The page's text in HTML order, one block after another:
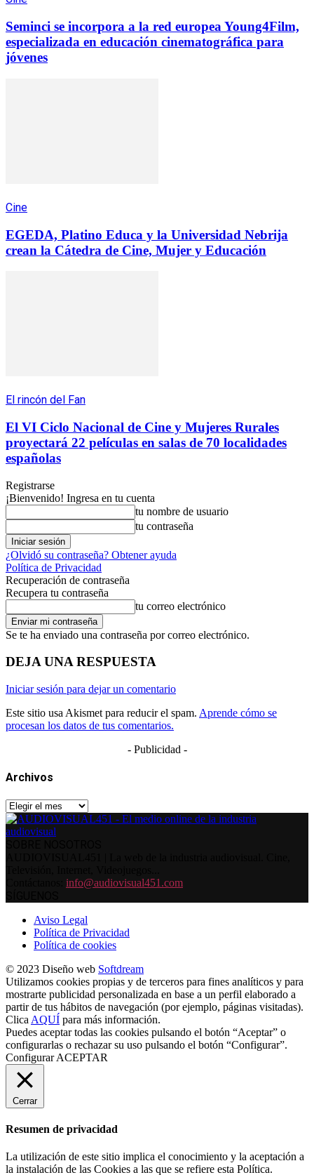
Seminci se incorpora a la red europea Young4Film,
especializada en educación cinematográfica para
jóvenes
Cine
EGEDA, Platino Educa y la Universidad Nebrija
crean la Cátedra de Cine, Mujer y Educación
El rincón del Fan
El VI Ciclo Nacional de Cine y Mujeres Rurales
proyectará 22 películas en salas de 70 localidades
españolas
Registrarse
¡Bienvenido! Ingresa en tu cuenta
tu nombre de usuario
tu contraseña
¿Olvidó su contraseña? Obtener ayuda
Política de Privacidad
Recuperación de contraseña
Recupera tu contraseña
tu correo electrónico
Se te ha enviado una contraseña por correo electrónico.
DEJA UNA RESPUESTA
Iniciar sesión para dejar un comentario
Este sitio usa Akismet para reducir el spam. Aprende cómo se
procesan los datos de tus comentarios.
- Publicidad -
Archivos
Archivos
info@audiovisual451.com
Aviso Legal
Política de Privacidad
Política de cookies
© 2023 Diseño web Softdream
Utilizamos cookies propias y de terceros para fines analíticos y para
mostrarte publicidad personalizada en base a un perfil elaborado a
partir de tus hábitos de navegación (por ejemplo, páginas visitadas).
Clica AQUÍ para más información.
Puedes aceptar todas las cookies pulsando el botón “Aceptar” o
configurarlas o rechazar su uso pulsando el botón “Configurar”.
Configurar ACEPTAR
Cerrar
Resumen de privacidad
La utilización de este sitio implica el conocimiento y la aceptación a
la instalación de las Cookies a las que se refiere esta Política.